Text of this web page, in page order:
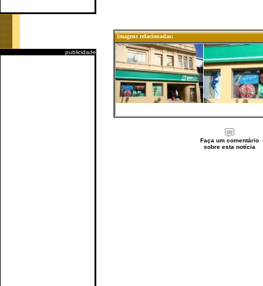
publicidade
Imagens relacionadas:
Faça um comentário
sobre esta notícia